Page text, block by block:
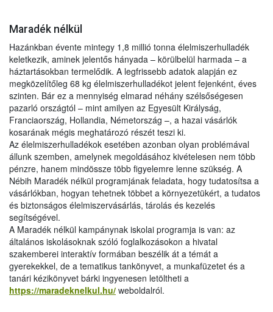
Maradék nélkül
Hazánkban évente mintegy 1,8 millió tonna élelmiszerhulladék
keletkezik, aminek jelentős hányada – körülbelül harmada – a
háztartásokban termelődik. A legfrissebb adatok alapján ez
megközelítőleg 68 kg élelmiszerhulladékot jelent fejenként, éves
szinten. Bár ez a mennyiség elmarad néhány szélsőségesen
pazarló országtól – mint amilyen az Egyesült Királyság,
Franciaország, Hollandia, Németország –, a hazai vásárlók
kosarának mégis meghatározó részét teszi ki.
Az élelmiszerhulladékok esetében azonban olyan problémával
állunk szemben, amelynek megoldásához kivételesen nem több
pénzre, hanem mindössze több figyelemre lenne szükség. A
Nébih Maradék nélkül programjának feladata, hogy tudatosítsa a
vásárlókban, hogyan tehetnek többet a környezetükért, a tudatos
és biztonságos élelmiszervásárlás, tárolás és kezelés
segítségével.
A Maradék nélkül kampánynak iskolai programja is van: az
általános iskolásoknak szóló foglalkozásokon a hivatal
szakemberei interaktív formában beszélik át a témát a
gyerekekkel, de a tematikus tankönyvet, a munkafüzetet és a
tanári kézikönyvet bárki ingyenesen letöltheti a
https://maradeknelkul.hu/ weboldalról.